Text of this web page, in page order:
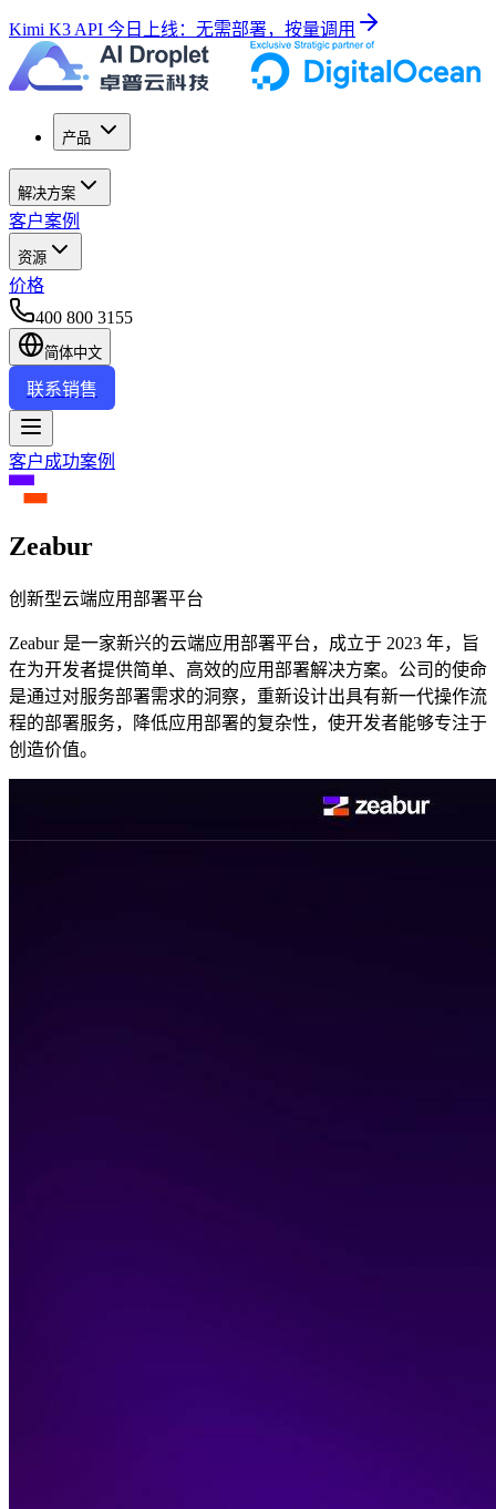
Kimi K3 API 今日上线：无需部署，按量调用
产品
解决方案
客户案例
资源
价格
400 800 3155
简体中文
联系销售
客户成功案例
Zeabur
创新型云端应用部署平台
Zeabur 是一家新兴的云端应用部署平台，成立于 2023 年，旨
在为开发者提供简单、高效的应用部署解决方案。公司的使命
是通过对服务部署需求的洞察，重新设计出具有新一代操作流
程的部署服务，降低应用部署的复杂性，使开发者能够专注于
创造价值。